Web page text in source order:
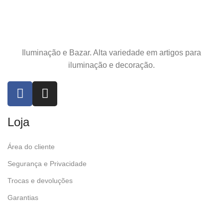
Iluminação e Bazar. Alta variedade em artigos para
iluminação e decoração.
Loja
Área do cliente
Segurança e Privacidade
Trocas e devoluções
Garantias